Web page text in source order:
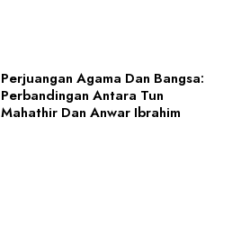
Perjuangan Agama Dan Bangsa:
Perbandingan Antara Tun
Mahathir Dan Anwar Ibrahim